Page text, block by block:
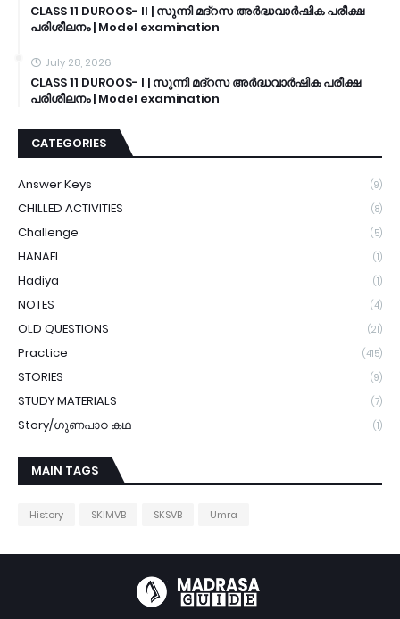
CLASS 11 DUROOS- II | സുന്നി മദ്റസ അർദ്ധവാർഷിക പരീക്ഷ
പരിശീലനം | Model examination
July 28, 2026
CLASS 11 DUROOS- I | സുന്നി മദ്റസ അർദ്ധവാർഷിക പരീക്ഷ
പരിശീലനം | Model examination
CATEGORIES
Answer Keys (9)
CHILLED ACTIVITIES (8)
Challenge (5)
HANAFI (1)
Hadiya (1)
NOTES (4)
OLD QUESTIONS (21)
Practice (415)
STORIES (9)
STUDY MATERIALS (7)
Story/ഗുണപാഠ കഥ (1)
MAIN TAGS
History SKIMVB SKSVB Umra